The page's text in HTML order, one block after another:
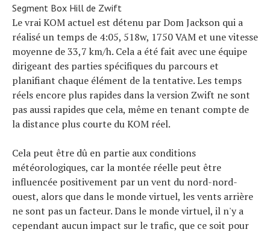
Segment Box Hill de Zwift
Le vrai KOM actuel est détenu par Dom Jackson qui a
réalisé un temps de 4:05, 518w, 1750 VAM et une vitesse
moyenne de 33,7 km/h. Cela a été fait avec une équipe
dirigeant des parties spécifiques du parcours et
planifiant chaque élément de la tentative. Les temps
réels encore plus rapides dans la version Zwift ne sont
pas aussi rapides que cela, même en tenant compte de
la distance plus courte du KOM réel.
Cela peut être dû en partie aux conditions
météorologiques, car la montée réelle peut être
influencée positivement par un vent du nord-nord-
ouest, alors que dans le monde virtuel, les vents arrière
ne sont pas un facteur. Dans le monde virtuel, il n'y a
cependant aucun impact sur le trafic, que ce soit pour